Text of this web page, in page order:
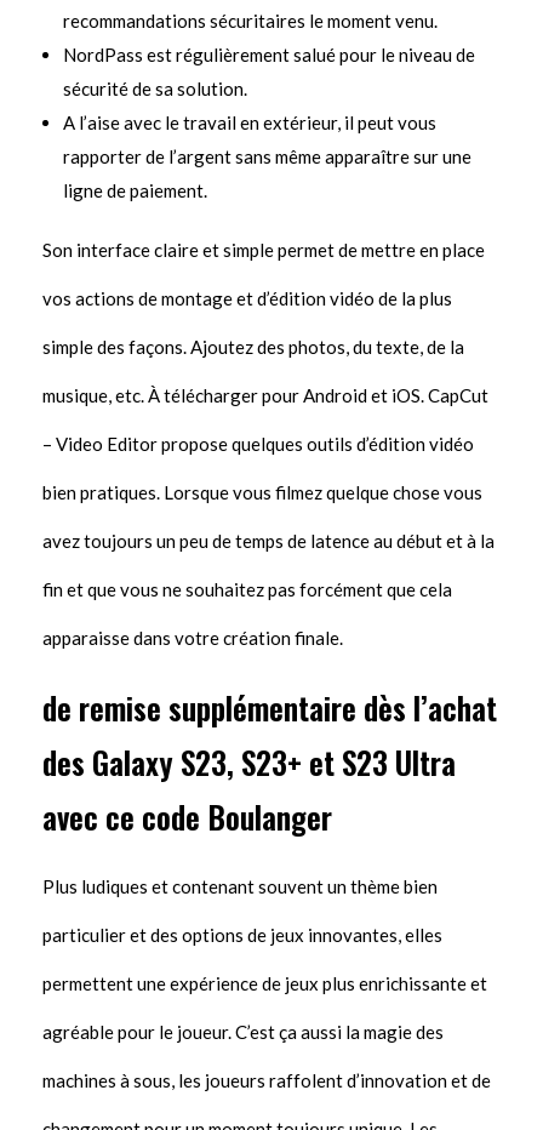
recommandations sécuritaires le moment venu.
NordPass est régulièrement salué pour le niveau de
sécurité de sa solution.
A l’aise avec le travail en extérieur, il peut vous
rapporter de l’argent sans même apparaître sur une
ligne de paiement.
Son interface claire et simple permet de mettre en place
vos actions de montage et d’édition vidéo de la plus
simple des façons. Ajoutez des photos, du texte, de la
musique, etc. À télécharger pour Android et iOS. CapCut
– Video Editor propose quelques outils d’édition vidéo
bien pratiques. Lorsque vous filmez quelque chose vous
avez toujours un peu de temps de latence au début et à la
fin et que vous ne souhaitez pas forcément que cela
apparaisse dans votre création finale.
de remise supplémentaire dès l’achat
des Galaxy S23, S23+ et S23 Ultra
avec ce code Boulanger
Plus ludiques et contenant souvent un thème bien
particulier et des options de jeux innovantes, elles
permettent une expérience de jeux plus enrichissante et
agréable pour le joueur. C’est ça aussi la magie des
machines à sous, les joueurs raffolent d’innovation et de